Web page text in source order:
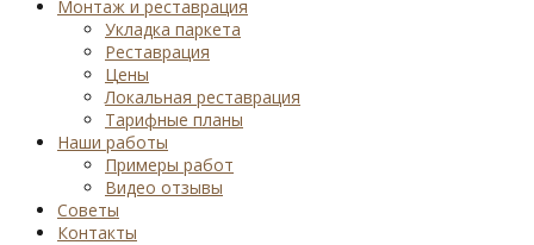
Монтаж и реставрация
Укладка паркета
Реставрация
Цены
Локальная реставрация
Тарифные планы
Наши работы
Примеры работ
Видео отзывы
Советы
Контакты